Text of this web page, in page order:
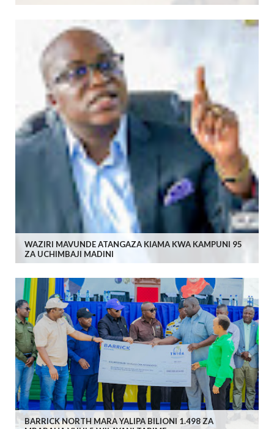
WAZIRI MAVUNDE ATANGAZA KIAMA KWA KAMPUNI 95
ZA UCHIMBAJI MADINI
BARRICK NORTH MARA YALIPA BILIONI 1.498 ZA